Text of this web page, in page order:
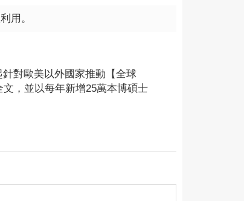
用。
對歐美以外國家推動【全球
，並以每年新增25萬本博碩士